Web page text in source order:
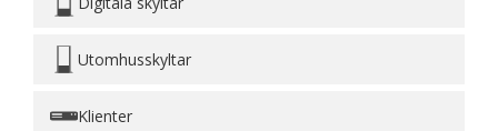
Utomhusskyltar
Klienter